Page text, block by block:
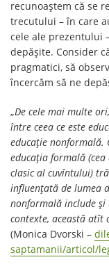
recunoaștem că se
trecutului – în care
cele ale prezentului
depășite. Consider
pragmatici, să
încercăm să ne
„De cele mai multe
între ceea ce este
educaţie nonformală.
educaţia formală
clasic al cuvîntului)
influenţată de lumea
nonformală include
contexte, această atît
(Monica Dvorski –
saptamanii/articol/